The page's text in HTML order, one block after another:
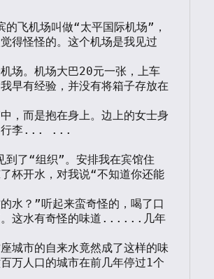
得怪怪的。这个机场是我见过
场。机场大巴20元一张，上车
早有经验，并没有将箱子存放在
，而是抱在身上。边上的女士身
行李... ...
杯开水，对我说“不知道你还能
水？”听起来蛮奇怪的，喝了口
。这水有奇怪的味道......几年
城市的自来水竟然成了这样的味
万人口的城市在前几年停过1个